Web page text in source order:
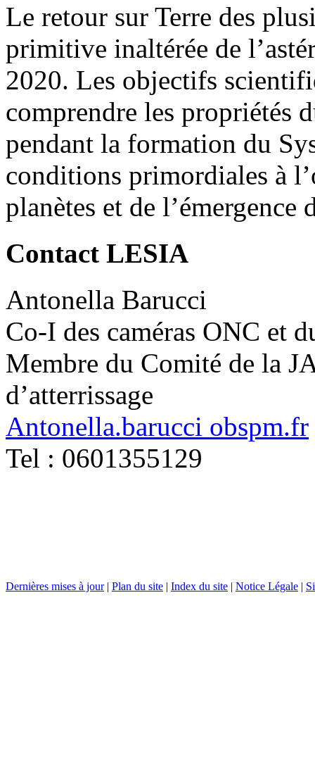
Le retour sur Terre des
primitive inaltérée de
2020. Les objectifs
comprendre les propriétés
pendant la formation du
conditions primordiales à
planètes et de l’émergence
Contact LESIA
Antonella Barucci
Co-I des caméras ONC et
Membre du Comité de la
d’atterrissage
Antonella.barucci obspm.fr
Tel : 0601355129
Dernières mises à jour| Plan du site | Index du site | Notice Légale |